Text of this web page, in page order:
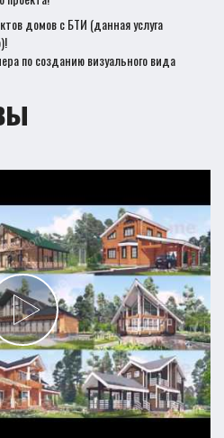
домов с БТИ (данная услуга
по созданию визуального вида